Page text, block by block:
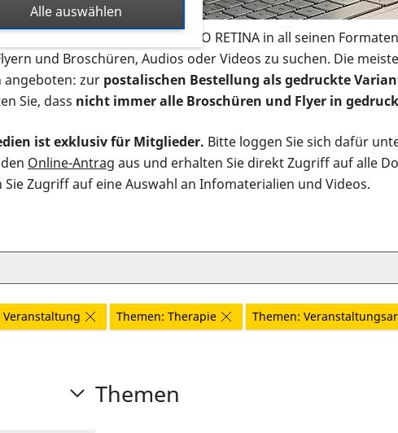
sämtliches Infomaterial der PRO RETINA in all seinen
und Broschüren, Audios oder Videos zu suchen. Die
angeboten: zur postalischen Bestellung als gedruckte
Sie, dass nicht immer alle Broschüren und Flyer in
ist exklusiv für Mitglieder. Bitte loggen Sie sich dafür
Online-Antrag aus und erhalten Sie direkt Zugriff auf alle
Sie Zugriff auf eine Auswahl an Infomaterialien und Videos.
Veranstaltung Themen: Therapie Themen:
Themen
Alle auswählen